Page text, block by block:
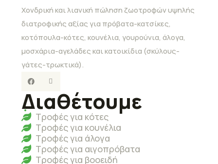
Χονδρική και λιανική πώληση ζωοτροφών υψηλής
διατροφικής αξίας για πρόβατα-κατσίκες,
κοτόπουλα-κότες, κουνέλια, γουρούνια, άλογα,
μοσχάρια-αγελάδες και κατοικίδια (σκύλους-
γάτες-τρωκτικά).
Διαθέτουμε
Τροφές για κότες
Τροφές για κουνέλια
Τροφές για άλογα
Τροφές για αιγοπρόβατα
Τροφές για βοοειδή